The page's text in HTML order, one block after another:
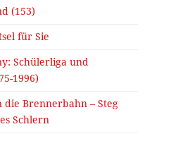
(153)
für Sie
Schülerliga und
1996)
Brennerbahn – Steg
Schlern